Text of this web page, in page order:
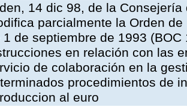
14 dic 98, de la
parcialmente la Orden
1 de septiembre de 1993
en relación con las
de colaboración en la
procedimientos de
al euro